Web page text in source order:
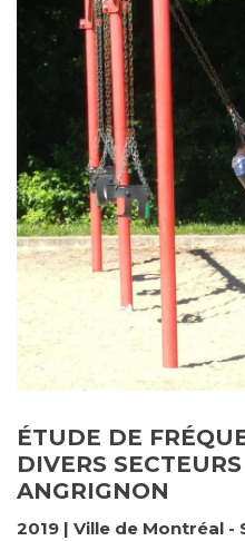
ÉTUDE DE
DIVERS
ANGRIGNON
2019 | Ville de Montréal